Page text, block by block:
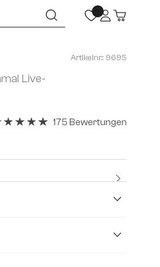
Live-
Artikelnr.: 9695
175 Bewertungen